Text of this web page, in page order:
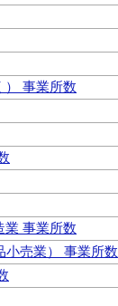
） 事業所数
業 事業所数
小売業） 事業所数